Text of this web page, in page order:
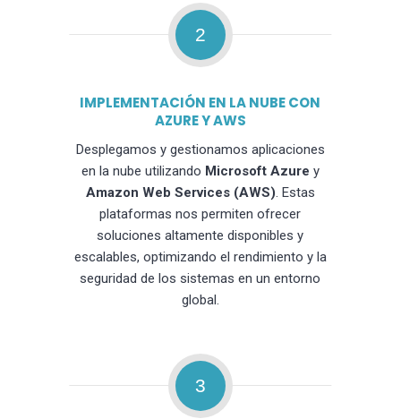
2
IMPLEMENTACIÓN EN LA NUBE CON
AZURE Y AWS
Desplegamos y gestionamos aplicaciones
en la nube utilizando Microsoft Azure y
Amazon Web Services (AWS). Estas
plataformas nos permiten ofrecer
soluciones altamente disponibles y
escalables, optimizando el rendimiento y la
seguridad de los sistemas en un entorno
global.
3